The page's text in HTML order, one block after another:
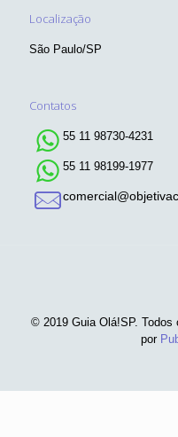
Localização
São Paulo/SP
Contatos
55 11 98730-4231
55 11 98199-1977
© 2019 Guia Olá!SP.
por